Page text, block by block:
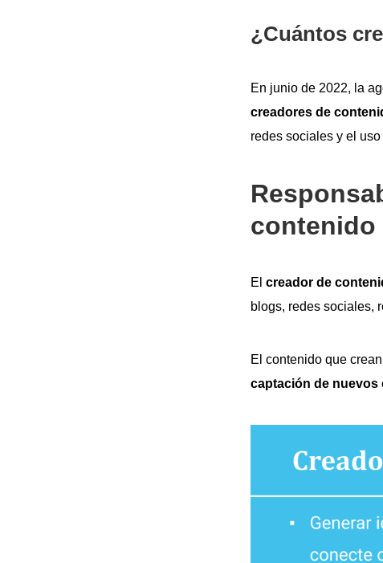
¿Cuántos
En junio de 2022, la
creadores de
redes sociales y el
contenido
El creador de
blogs, redes sociales,
El contenido que
captación de nuevos